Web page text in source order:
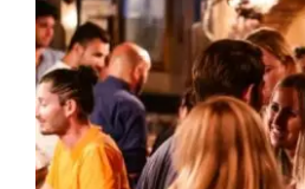
VISITES PRIVÉES
EXPÉRIENCES SUR L’EAU